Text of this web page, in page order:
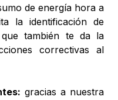
de energía hora a
la identificación de
también te da la
correctivas al
gracias a nuestra